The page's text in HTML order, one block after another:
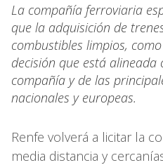
La compañía ferroviaria
que la adquisición de
combustibles limpios,
decisión que está alineada
compañía y de las
nacionales y europeas.
Renfe volverá a licitar la
media distancia y